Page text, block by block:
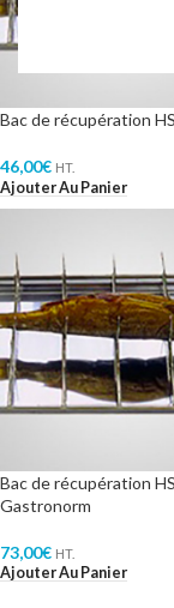
Bac de récupération
46,00€ HT.
Ajouter Au Panier
Bac de récupération HS
Gastronorm
73,00€ HT.
Ajouter Au Panier